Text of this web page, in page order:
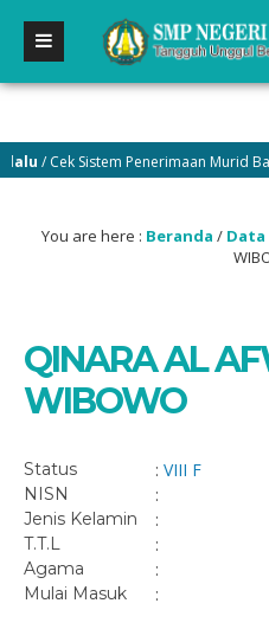
/ Cek Sistem Penerimaan Murid Baru
You are here : Beranda / Data
QINARA AL
WIBOWO
Status : VIII F
NISN :
Jenis Kelamin :
T.T.L :
Agama :
Mulai Masuk :